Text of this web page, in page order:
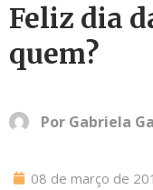
Feliz dia
quem?
Por Gabriela
08 de março de